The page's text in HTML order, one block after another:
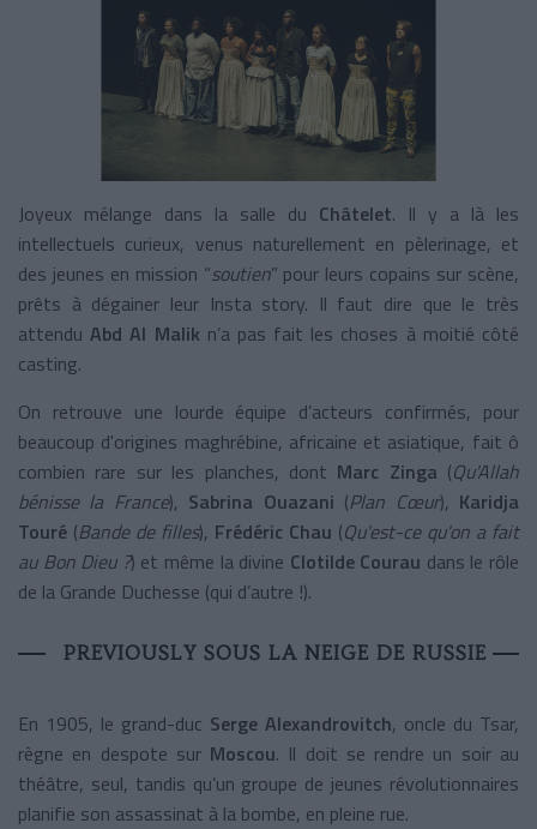
Joyeux mélange dans la salle du Châtelet. Il y a là les
intellectuels curieux, venus naturellement en pèlerinage, et
des jeunes en mission “soutien” pour leurs copains sur scène,
prêts à dégainer leur Insta story. Il faut dire que le très
attenduAbd Al Malik n’a pas fait les choses à moitié côté
casting.
On retrouve une lourde équipe d’acteurs confirmés, pour
beaucoup d'origines maghrébine, africaine et asiatique, fait ô
combien rare sur les planches, dont Marc Zinga (Qu'Allah
bénisse la France), Sabrina Ouazani (Plan Cœur), Karidja
Touré (Bande de filles), Frédéric Chau (Qu'est-ce qu'on a fait
au Bon Dieu ?) et même la divine Clotilde Courau dans le rôle
de la Grande Duchesse (qui d’autre !).
PREVIOUSLY SOUS LA NEIGE DE RUSSIE
En 1905, le grand-duc Serge Alexandrovitch, oncle du Tsar,
règne en despote sur Moscou. Il doit se rendre un soir au
théâtre, seul, tandis qu’un groupe de jeunes révolutionnaires
planifie son assassinat à la bombe, en pleine rue.